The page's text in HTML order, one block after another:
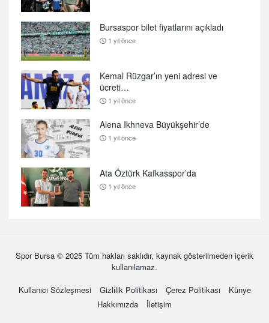
Bursaspor bilet fiyatlarını açıkladı
1 yıl önce
Kemal Rüzgar’ın yeni adresi ve
ücreti…
1 yıl önce
Alena Ikhneva Büyükşehir’de
1 yıl önce
Ata Öztürk Kafkasspor’da
1 yıl önce
Spor Bursa © 2025 Tüm hakları saklıdır, kaynak gösterilmeden içerik
kullanılamaz.
Kullanıcı Sözleşmesi
Gizlilik Politikası Çerez Politikası
Künye
Hakkımızda
İletişim